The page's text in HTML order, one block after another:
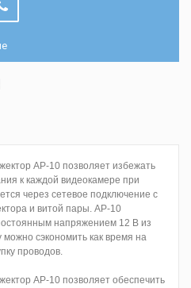
AP-10 позволяет избежать
к каждой видеокамере при
через сетевое подключение с
и витой пары. AP-10
напряжением 12 В из
сэкономить как время на
проводов.
AP-10 позволяет обеспечить